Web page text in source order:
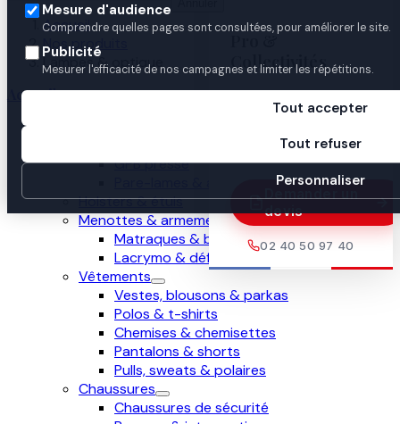
Mesure d'audience
Comprendre quelles pages sont consultées, pour améliorer le site.
Publicité
Mesurer l'efficacité de nos campagnes et limiter les répétitions.
Tout accepter
Tout refuser
Personnaliser
Pro &
Collectivités
Guides
Demander un
devis
02 40 50 97 40
Accueil
Nos produits
Lampes & optique
Accueil
GPB presse
Pare-lames & anti-couteau
Holsters & étuis
Menottes & armement
Matraques & bâtons
Lacrymo & défense
Vêtements
Vestes, blousons & parkas
Polos & t-shirts
Chemises & chemisettes
Pantalons & shorts
Pulls, sweats & polaires
Chaussures
Chaussures de sécurité